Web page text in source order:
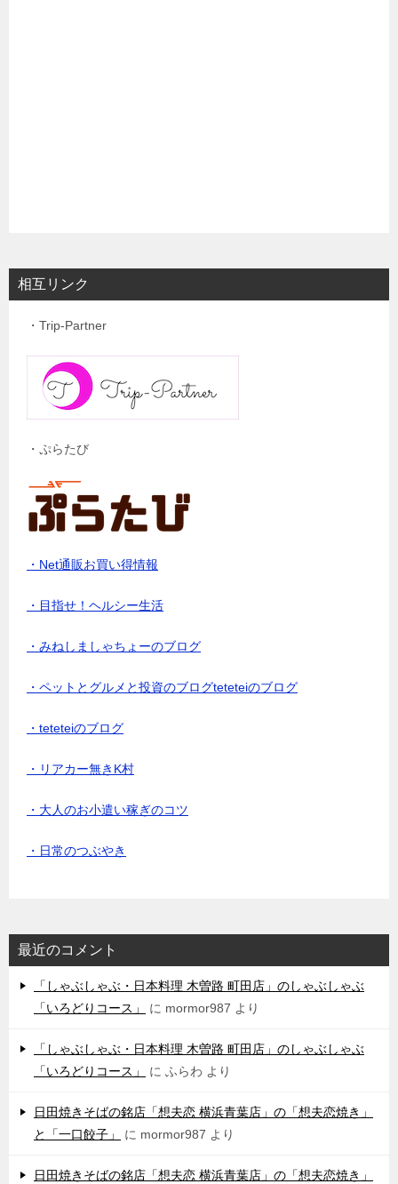
相互リンク
・Trip-Partner
・ぷらたび
・Net通販お買い得情報
・目指せ！ヘルシー生活
・みねしましゃちょーのブログ
・ペットとグルメと投資のブログteteteiのブログ
・teteteiのブログ
・リアカー無きK村
・大人のお小遣い稼ぎのコツ
・日常のつぶやき
最近のコメント
「しゃぶしゃぶ・日本料理 木曽路 町田店」のしゃぶしゃぶ
「いろどりコース」
に mormor987 より
「しゃぶしゃぶ・日本料理 木曽路 町田店」のしゃぶしゃぶ
「いろどりコース」
に ふらわ より
日田焼きそばの銘店「想夫恋 横浜青葉店」の「想夫恋焼き」
と「一口餃子」
に mormor987 より
日田焼きそばの銘店「想夫恋 横浜青葉店」の「想夫恋焼き」